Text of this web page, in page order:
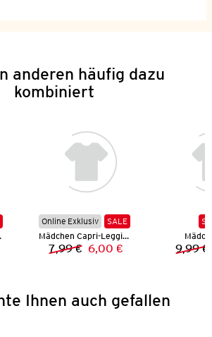
anderen häufig dazu
kombiniert
Preis:
Online Exklusiv
SALE
Mädchen Capri-Leggings
Vorheriger Preis:
7,99 € Neuer Preis:
6,00 € 9,99 €
Ihnen auch gefallen